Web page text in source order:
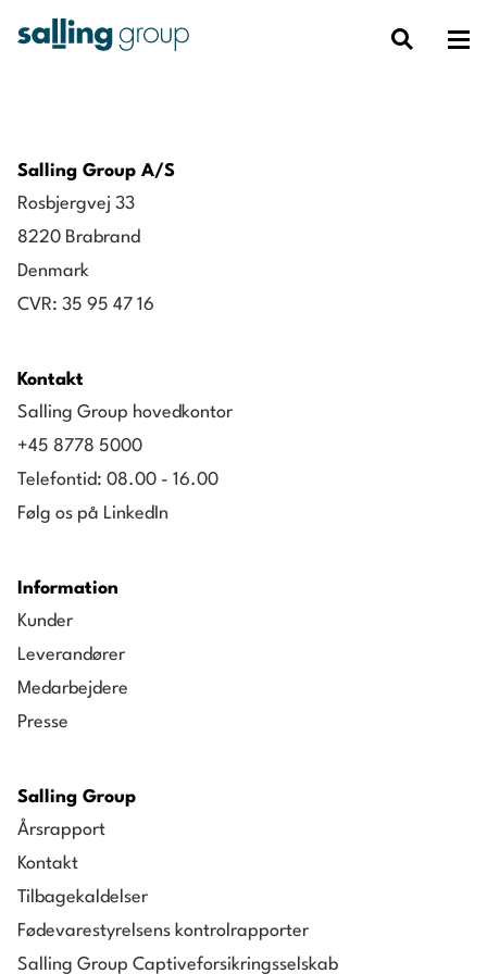
Salling Group A/S
Rosbjergvej 33
8220 Brabrand
Denmark
CVR: 35 95 47 16
Kontakt
Salling Group hovedkontor
+45 8778 5000
Telefontid: 08.00 - 16.00
Følg os på LinkedIn
Information
Kunder
Leverandører
Medarbejdere
Presse
Salling Group
Årsrapport
Kontakt
Tilbagekaldelser
Fødevarestyrelsens kontrolrapporter
Salling Group Captiveforsikringsselskab